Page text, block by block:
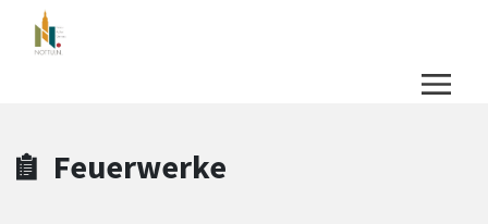
Zum Hauptinhalt springen
Feuerwerke